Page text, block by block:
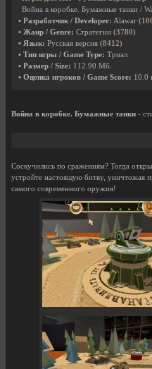
Война в коробке. Бумажные танки /
• Разработчик / Developer: Alawar
• Жанр / Genre: Стратегии (3780)
• Язык: Русская версия (8412)
• Тип игры / Game Type: Триал
• Размер / Size: 112.90 Мб.
• Оценка игроков / Game Score: 10.0
Война в коробке. Бумажные танки -
Соскучились по сражениям? Тогда
устройте настоящую битву, уничтожая
самого современного оружия!